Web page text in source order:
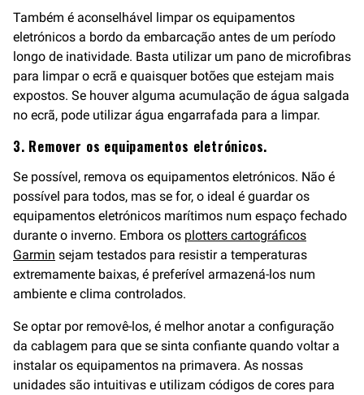
Também é aconselhável limpar os equipamentos
eletrónicos a bordo da embarcação antes de um período
longo de inatividade. Basta utilizar um pano de microfibras
para limpar o ecrã e quaisquer botões que estejam mais
expostos. Se houver alguma acumulação de água salgada
no ecrã, pode utilizar água engarrafada para a limpar.
3. Remover os equipamentos eletrónicos.
Se possível, remova os equipamentos eletrónicos. Não é
possível para todos, mas se for, o ideal é guardar os
equipamentos eletrónicos marítimos num espaço fechado
durante o inverno. Embora os plotters cartográficos
Garmin sejam testados para resistir a temperaturas
extremamente baixas, é preferível armazená-los num
ambiente e clima controlados.
Se optar por removê-los, é melhor anotar a configuração
da cablagem para que se sinta confiante quando voltar a
instalar os equipamentos na primavera. As nossas
unidades são intuitivas e utilizam códigos de cores para